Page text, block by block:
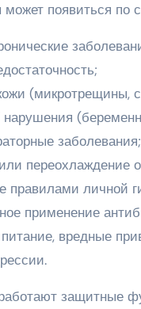
может появиться
(микротрещины,
заболевания;
переохлаждение
правилами личной
применение
вредные
защитные